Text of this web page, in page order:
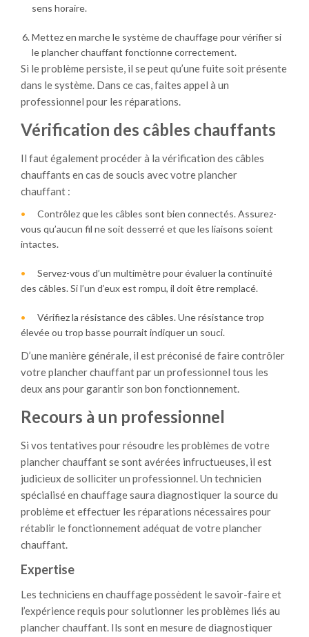
sens horaire.
Mettez en marche le système de chauffage pour vérifier si
le plancher chauffant fonctionne correctement.
Si le problème persiste, il se peut qu’une fuite soit présente
dans le système. Dans ce cas, faites appel à un
professionnel pour les réparations.
Vérification des câbles chauffants
Il faut également procéder à la vérification des câbles
chauffants en cas de soucis avec votre plancher
chauffant :
Contrôlez que les câbles sont bien connectés. Assurez-
vous qu’aucun fil ne soit desserré et que les liaisons soient
intactes.
Servez-vous d’un multimètre pour évaluer la continuité
des câbles. Si l’un d’eux est rompu, il doit être remplacé.
Vérifiez la résistance des câbles. Une résistance trop
élevée ou trop basse pourrait indiquer un souci.
D’une manière générale, il est préconisé de faire contrôler
votre plancher chauffant par un professionnel tous les
deux ans pour garantir son bon fonctionnement.
Recours à un professionnel
Si vos tentatives pour résoudre les problèmes de votre
plancher chauffant se sont avérées infructueuses, il est
judicieux de solliciter un professionnel. Un technicien
spécialisé en chauffage saura diagnostiquer la source du
problème et effectuer les réparations nécessaires pour
rétablir le fonctionnement adéquat de votre plancher
chauffant.
Expertise
Les techniciens en chauffage possèdent le savoir-faire et
l’expérience requis pour solutionner les problèmes liés au
plancher chauffant. Ils sont en mesure de diagnostiquer